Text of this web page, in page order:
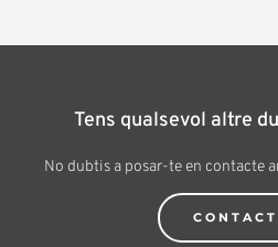
Tens qualsevol altre
No dubtis a posar-te en contacte